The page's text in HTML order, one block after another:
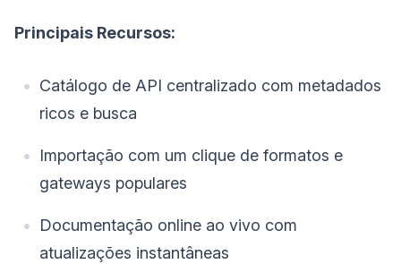
Principais Recursos:
Catálogo de API centralizado com metadados
ricos e busca
Importação com um clique de formatos e
gateways populares
Documentação online ao vivo com
atualizações instantâneas